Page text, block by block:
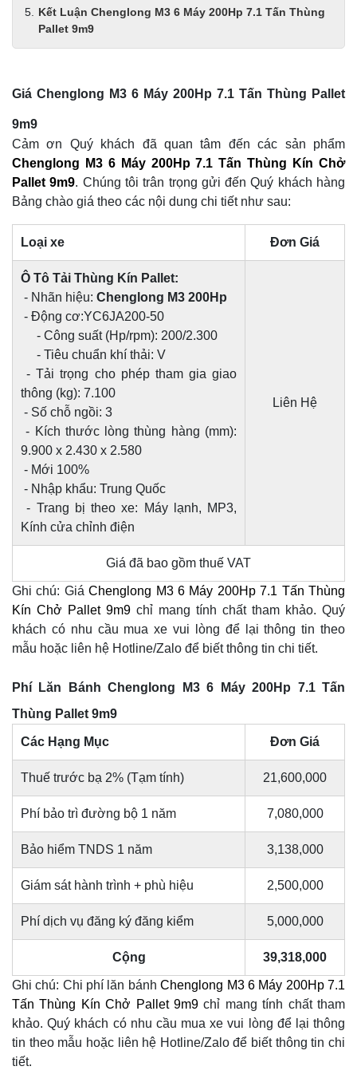
Kết Luận Chenglong M3 6 Máy 200Hp 7.1 Tấn Thùng
Pallet 9m9
Giá Chenglong M3 6 Máy 200Hp 7.1 Tấn Thùng Pallet
9m9
Cảm ơn Quý khách đã quan tâm đến các sản phẩm
Chenglong M3 6 Máy 200Hp 7.1 Tấn Thùng Kín Chở
Pallet 9m9. Chúng tôi trân trọng gửi đến Quý khách hàng
Bảng chào giá theo các nội dung chi tiết như sau:
Loại xe Đơn Giá
Ô Tô Tải Thùng Kín Pallet:
- Nhãn hiệu: Chenglong M3 200Hp
- Động cơ:YC6JA200-50
- Công suất (Hp/rpm): 200/2.300
- Tiêu chuẩn khí thải: V
- Tải trọng cho phép tham gia giao
thông (kg): 7.100
- Số chỗ ngồi: 3
- Kích thước lòng thùng hàng (mm):
9.900 x 2.430 x 2.580
- Mới 100%
- Nhập khẩu: Trung Quốc
- Trang bị theo xe: Máy lạnh, MP3,
Kính cửa chỉnh điện
Liên Hệ
Giá đã bao gồm thuế VAT
Ghi chú: GiáChenglong M3 6 Máy 200Hp 7.1 Tấn Thùng
Kín Chở Pallet 9m9 chỉ mang tính chất tham khảo. Quý
khách có nhu cầu mua xe vui lòng để lại thông tin theo
mẫu hoặc liên hệ Hotline/Zalo để biết thông tin chi tiết.
Phí Lăn Bánh Chenglong M3 6 Máy 200Hp 7.1 Tấn
Thùng Pallet 9m9
Các Hạng Mục Đơn Giá
Thuế trước bạ 2% (Tạm tính) 21,600,000
Phí bảo trì đường bộ 1 năm 7,080,000
Bảo hiểm TNDS 1 năm 3,138,000
Giám sát hành trình + phù hiệu 2,500,000
Phí dịch vụ đăng ký đăng kiểm 5,000,000
Cộng 39,318,000
Ghi chú: Chi phí lăn bánhChenglong M3 6 Máy 200Hp 7.1
Tấn Thùng Kín Chở Pallet 9m9 chỉ mang tính chất tham
khảo. Quý khách có nhu cầu mua xe vui lòng để lại thông
tin theo mẫu hoặc liên hệ Hotline/Zalo để biết thông tin chi
tiết.